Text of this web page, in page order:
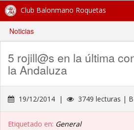
Club Balonmano Roquetas
Noticias
5 rojill@s en la última
la Andaluza
19/12/2014 | 3749 lecturas |
Etiquetado en: General